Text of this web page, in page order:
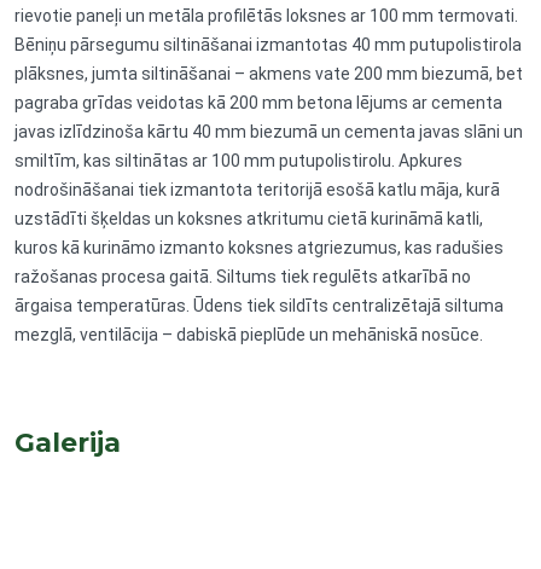
rievotie paneļi un metāla profilētās loksnes ar 100 mm termovati.
Bēniņu pārsegumu siltināšanai izmantotas 40 mm putupolistirola
plāksnes, jumta siltināšanai – akmens vate 200 mm biezumā, bet
pagraba grīdas veidotas kā 200 mm betona lējums ar cementa
javas izlīdzinoša kārtu 40 mm biezumā un cementa javas slāni un
smiltīm, kas siltinātas ar 100 mm putupolistirolu. Apkures
nodrošināšanai tiek izmantota teritorijā esošā katlu māja, kurā
uzstādīti šķeldas un koksnes atkritumu cietā kurināmā katli,
kuros kā kurināmo izmanto koksnes atgriezumus, kas radušies
ražošanas procesa gaitā. Siltums tiek regulēts atkarībā no
ārgaisa temperatūras. Ūdens tiek sildīts centralizētajā siltuma
mezglā, ventilācija – dabiskā pieplūde un mehāniskā nosūce.
Galerija